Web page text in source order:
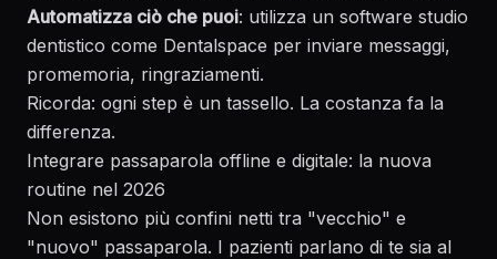
Automatizza ciò che puoi: utilizza un software studio
dentistico come Dentalspace per inviare messaggi,
promemoria, ringraziamenti.
Ricorda: ogni step è un tassello. La costanza fa la
differenza.
Integrare passaparola offline e digitale: la nuova
routine nel 2026
Non esistono più confini netti tra "vecchio" e
"nuovo" passaparola. I pazienti parlano di te sia al